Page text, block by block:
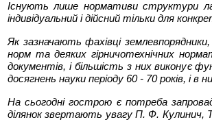
Існують лише нормативи структури
індивідуальний і дійсний тільки для
Як зазначають фахівці
норм та деяких гірничотехнічних
документів, і більшість з них виконує
досягнень науки періоду 60 - 70 років, і
На сьогодні гострою є потреба
ділянок звертають увагу П. Ф. Кулинич,